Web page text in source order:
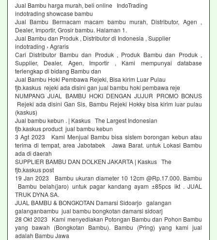
Jual Bambu harga murah, beli online IndoTrading
indotrading showcase bambu
Jual Bambu Bermacam macam bambu murah, Distributor, Agen ,
Dealer, Importir, Grosir bambu. Halaman 1.
Jual Bambu dan Produk , Distributor di Indonesia , Supplier
indotrading › Agraris
Cari Distributor Bambu dan Produk , Produk Bambu dan Produk ,
Supplier, Dealer, Agen, Importir , Kami mempunyai database
terlengkap di bidang Bambu dan
Jual Bambu Hoki Pembawa Rejeki, Bisa kirim Luar Pulau
fjb.kaskus rejeki ada disini gan jual bambu hoki pembawa reje
NUMPANG JUAL BAMBU HOKI DENGAN JUJUR PROMO BONUS
Rejeki ada disini Gan Sis, Bambu Rejeki Hokky bisa kirim luar pulau
(kaskus)
Jual bambu kebun . | Kaskus The Largest Indonesian
fjb.kaskus product jual bambu kebun
3 Agt 2023 Kami Menjual Bambu bisa sistem borongan kebun atau
terima di tempat, area Jabotabek Jawa Barat. untuk Lokasi Bambu
ada di daerah
SUPPLIER BAMBU DAN DOLKEN JAKARTA | Kaskus The
fjb.kaskus post
19 Jan 2023 Bambu ukuran diameter 10 12cm @Rp.17.000. Bambu
Bambu belah(jaro) untuk pagar kandang ayam ±85pcs ikt . JUAL
TRUK DYNA SA.
JUAL BAMBU & BONGKOTAN Damarsi Sidoarjo galangan
galanganbambu jual bambu bongkotan damarsi sidoarj
28 Okt 2023 Kami menyediakan Potongan Bambu dan Pohon Bambu
yang bawah (Bongkotan Bambu). Bambu (Pring) yang kami jual
adalah Bambu Jawa